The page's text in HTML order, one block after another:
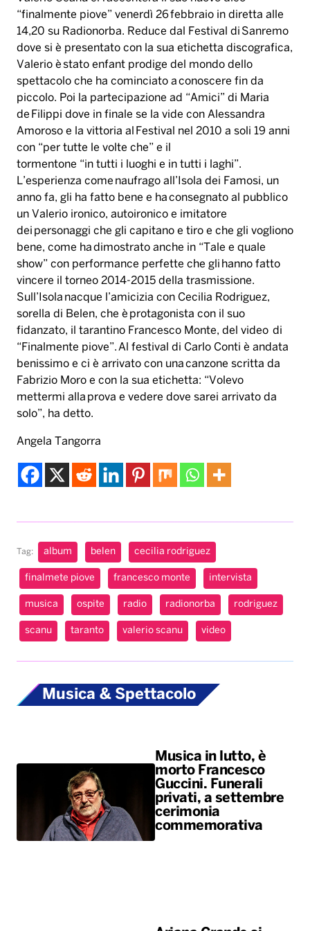
“finalmente piove” venerdì 26 febbraio in diretta alle
14,20 su Radionorba. Reduce dal Festival di Sanremo
dove si è presentato con la sua etichetta discografica,
Valerio è stato enfant prodige del mondo dello
spettacolo che ha cominciato a conoscere fin da
piccolo. Poi la partecipazione ad “Amici” di Maria
de Filippi dove in finale se la vide con Alessandra
Amoroso e la vittoria al Festival nel 2010 a soli 19 anni
con “per tutte le volte che” e il
tormentone “in tutti i luoghi e in tutti i laghi”.
L’esperienza come naufrago all’Isola dei Famosi, un
anno fa, gli ha fatto bene e ha consegnato al pubblico
un Valerio ironico, autoironico e imitatore
dei personaggi che gli capitano e tiro e che gli vogliono
bene, come ha dimostrato anche in “Tale e quale
show” con performance perfette che gli hanno fatto
vincere il torneo 2014-2015 della trasmissione.
Sull’Isola nacque l’amicizia con Cecilia Rodriguez,
sorella di Belen, che è protagonista con il suo
fidanzato, il tarantino Francesco Monte, del video di
“Finalmente piove”. Al festival di Carlo Conti è andata
benissimo e ci è arrivato con una canzone scritta da
Fabrizio Moro e con la sua etichetta: “Volevo
mettermi alla prova e vedere dove sarei arrivato da
solo”, ha detto.
Angela Tangorra
Tag: album belen cecilia rodriguez
finalmete piove francesco monte intervista
musica ospite radio radionorba rodriguez
scanu taranto valerio scanu video
Musica & Spettacolo
Musica in lutto, è
morto Francesco
Guccini. Funerali
privati, a settembre
cerimonia
commemorativa